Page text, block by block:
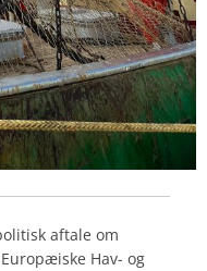
aftale om
Hav- og